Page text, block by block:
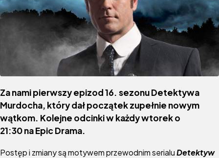
Za nami pierwszy epizod 16. sezonu Detektywa
Murdocha, który dał początek zupełnie nowym
wątkom. Kolejne odcinki w każdy wtorek o
21:30naEpic Drama.
Postęp i zmiany są motywem przewodnim serialuDetektyw